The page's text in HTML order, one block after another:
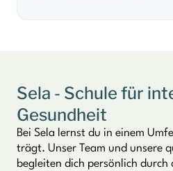
Sela - Schule für
Gesundheit
Bei Sela lernst du in einem
trägt. Unser Team und unsere
begleiten dich persönlich durch